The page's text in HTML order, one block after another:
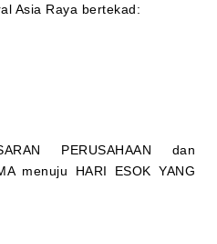
Asia Raya bertekad:
PERUSAHAAN dan
menuju HARI ESOK YANG